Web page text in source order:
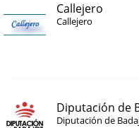
Callejero
Callejero
Diputación de
Diputación de